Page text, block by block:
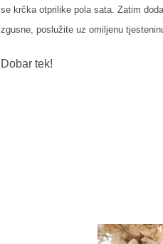
se krčka otprilike pola sata. Zatim
zgusne, poslužite uz omiljenu
Dobar tek!